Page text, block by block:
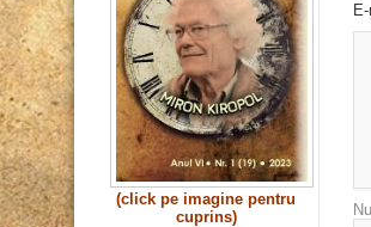
(click pe imagine pentru
cuprins)